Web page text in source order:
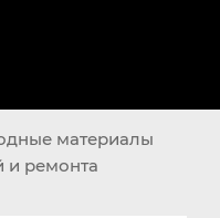
материалы
и ремонта